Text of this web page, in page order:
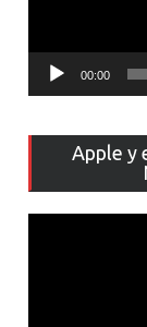
00:00
Apple y